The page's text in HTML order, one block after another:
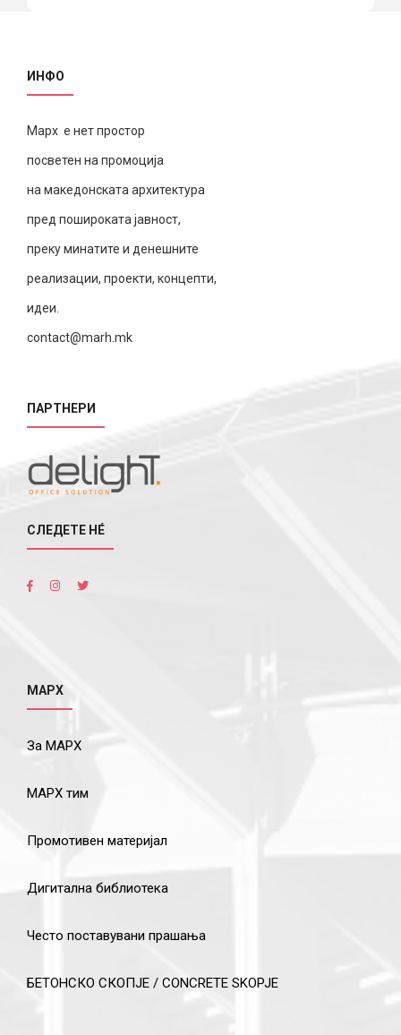
ИНФО
Марх е нет простор
посветен на промоција
на македонската архитектура
пред пошироката јавност,
преку минатите и денешните
реализации, проекти, концепти,
идеи.
contact@marh.mk
ПАРТНЕРИ
СЛЕДЕТЕ НÉ
МАРХ
За МАРХ
МАРХ тим
Промотивен материјал
Дигитална библиотека
Често поставувани прашања
БЕТОНСКО СКОПЈЕ / CONCRETE SKOPJE